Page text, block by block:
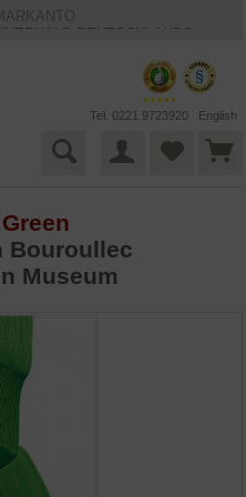
DEUTSCHLANDS
Tel. 0221 9723920 English
Bouroullec
Museum